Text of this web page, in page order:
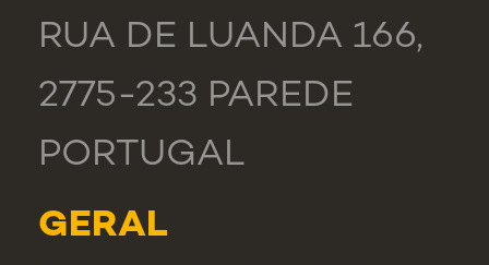
RUA DE LUANDA 166,
2775-233 PAREDE
PORTUGAL
GERAL